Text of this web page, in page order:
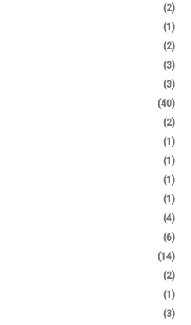
(2)
(1)
(2)
(3)
(3)
(40)
(2)
(1)
(1)
(1)
(1)
(4)
(6)
(14)
(2)
(1)
(3)